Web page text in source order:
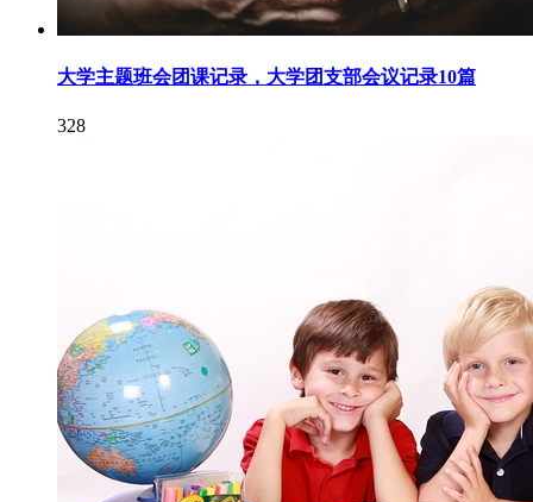
大学主题班会团课记录，大学团支部会议记录10篇
328